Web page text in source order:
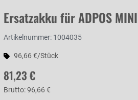
Ersatzakku für ADPOS
Artikelnummer: 1004035
96,66 €/Stück
81,23 €
Brutto: 96,66 €